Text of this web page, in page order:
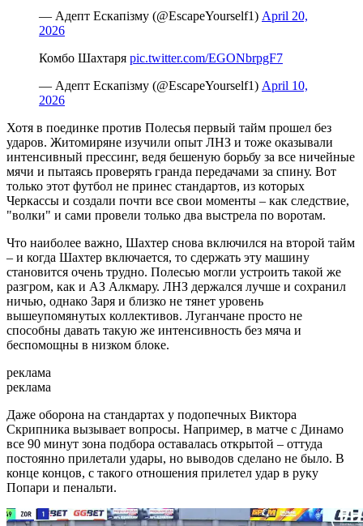
— Адепт Ескапізму (@EscapeYourself1) April 20,
2026
Комбо Шахтаря pic.twitter.com/EGONbrpgF7
— Адепт Ескапізму (@EscapeYourself1) April 10,
2026
Хотя в поединке против Полесья первый тайм прошел без
ударов. Житомиряне изучили опыт ЛНЗ и тоже оказывали
интенсивный прессинг, ведя бешеную борьбу за все ничейные
мячи и пытаясь проверять гранда передачами за спину. Вот
только этот футбол не принес стандартов, из которых
Черкассы и создали почти все свои моменты – как следствие,
"волки" и сами провели только два выстрела по воротам.
Что наиболее важно, Шахтер снова включился на второй тайм
– и когда Шахтер включается, то сдержать эту машину
становится очень трудно. Полесью могли устроить такой же
разгром, как и АЗ Алкмару. ЛНЗ держался лучше и сохранил
ничью, однако Заря и близко не тянет уровень
вышеупомянутых коллективов. Луганчане просто не
способны давать такую же интенсивность без мяча и
беспомощны в низком блоке.
реклама
реклама
Даже оборона на стандартах у подопечных Виктора
Скрипника вызывает вопросы. Например, в матче с Динамо
все 90 минут зона подбора оставалась открытой – оттуда
постоянно прилетали удары, но выводов сделано не было. В
конце концов, с такого отношения прилетел удар в руку
Попари и пенальти.